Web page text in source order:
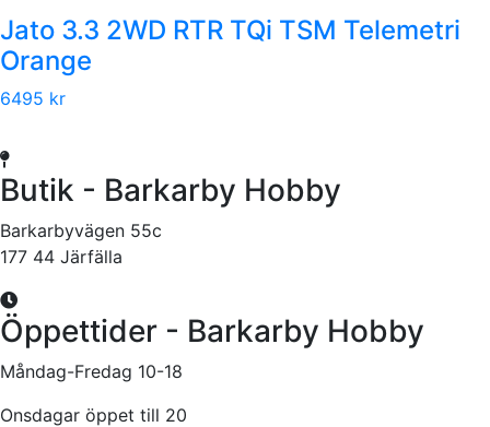
Jato 3.3 2WD RTR TQi TSM Telemetri
Orange
6495 kr
Butik - Barkarby Hobby
Barkarbyvägen 55c
177 44 Järfälla
Öppettider - Barkarby Hobby
Måndag-Fredag 10-18
Onsdagar öppet till 20